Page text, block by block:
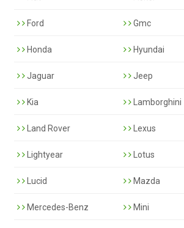
Ford Gmc
Honda Hyundai
Jaguar Jeep
Kia Lamborghini
Land Rover Lexus
Lightyear Lotus
Lucid Mazda
Mercedes-Benz Mini